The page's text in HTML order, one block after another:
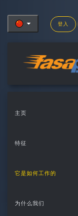
登入
主页
特征
它是如何工作的
为什么我们